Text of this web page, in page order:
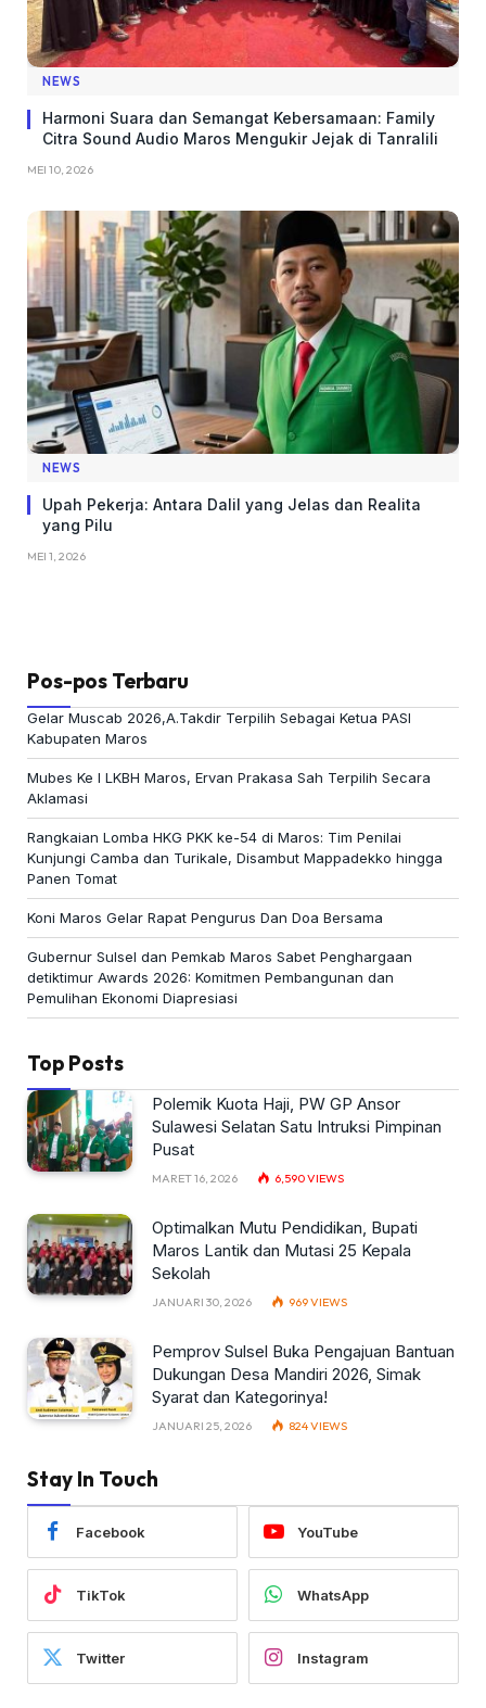
NEWS
Harmoni Suara dan Semangat Kebersamaan: Family
Citra Sound Audio Maros Mengukir Jejak di Tanralili
MEI 10, 2026
NEWS
Upah Pekerja: Antara Dalil yang Jelas dan Realita
yang Pilu
MEI 1, 2026
Pos-pos Terbaru
Gelar Muscab 2026,A.Takdir Terpilih Sebagai Ketua PASI
Kabupaten Maros
Mubes Ke I LKBH Maros, Ervan Prakasa Sah Terpilih Secara
Aklamasi
Rangkaian Lomba HKG PKK ke-54 di Maros: Tim Penilai
Kunjungi Camba dan Turikale, Disambut Mappadekko hingga
Panen Tomat
Koni Maros Gelar Rapat Pengurus Dan Doa Bersama
Gubernur Sulsel dan Pemkab Maros Sabet Penghargaan
detiktimur Awards 2026: Komitmen Pembangunan dan
Pemulihan Ekonomi Diapresiasi
Top Posts
Polemik Kuota Haji, PW GP Ansor
Sulawesi Selatan Satu Intruksi Pimpinan
Pusat
MARET 16, 2026 6,590VIEWS
Optimalkan Mutu Pendidikan, Bupati
Maros Lantik dan Mutasi 25 Kepala
Sekolah
JANUARI 30, 2026 969VIEWS
Pemprov Sulsel Buka Pengajuan Bantuan
Dukungan Desa Mandiri 2026, Simak
Syarat dan Kategorinya!
JANUARI 25, 2026 824VIEWS
Stay In Touch
Facebook YouTube
TikTok WhatsApp
Twitter Instagram